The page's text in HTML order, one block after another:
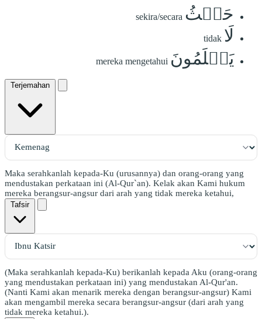
حَيۡثُ sekira/secara
لَا tidak
يَعۡلَمُونَ mereka mengetahui
Terjemahan
Maka serahkanlah kepada-Ku (urusannya) dan orang-orang yang
mendustakan perkataan ini (Al-Qur`an). Kelak akan Kami hukum
mereka berangsur-angsur dari arah yang tidak mereka ketahui,
Tafsir
(Maka serahkanlah kepada-Ku) berikanlah kepada Aku (orang-orang
yang mendustakan perkataan ini) yang mendustakan Al-Qur'an.
(Nanti Kami akan menarik mereka dengan berangsur-angsur) Kami
akan mengambil mereka secara berangsur-angsur (dari arah yang
tidak mereka ketahui.).